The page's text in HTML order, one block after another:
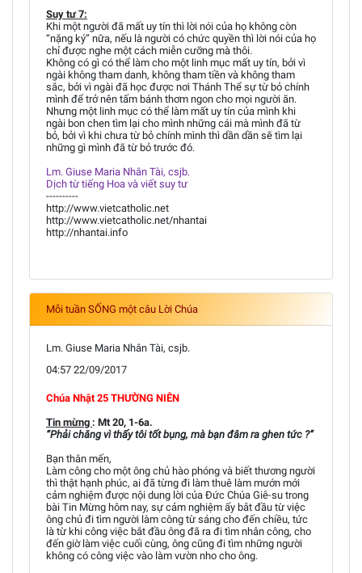
Suy tư 7:
Khi một người đã mất uy tín thì lời nói của họ không còn
“nặng ký” nữa, nếu là người có chức quyền thì lời nói của họ
chỉ được nghe một cách miễn cưỡng mà thôi.
Không có gì có thể làm cho một linh mục mất uy tín, bởi vì
ngài không tham danh, không tham tiền và không tham
sắc, bởi vì ngài đã học được nơi Thánh Thể sự từ bỏ chính
mình để trở nên tấm bánh thơm ngon cho mọi người ăn.
Nhưng một linh mục có thể làm mất uy tín của mình khi
ngài bon chen tìm lại cho mình những cái mà mình đã từ
bỏ, bởi vì khi chưa từ bỏ chính mình thì dần dần sẽ tìm lại
những gì mình đã từ bỏ trước đó.
Lm. Giuse Maria Nhân Tài, csjb.
Dịch từ tiếng Hoa và viết suy tư
----------
http://www.vietcatholic.net
http://www.vietcatholic.net/nhantai
http://nhantai.info
Mỗi tuần SỐNG một câu Lời Chúa
Lm. Giuse Maria Nhân Tài, csjb.
04:57 22/09/2017
Chúa Nhật 25 THƯỜNG NIÊN
Tin mừng : Mt 20, 1-6a.
“Phải chăng vì thấy tôi tốt bụng, mà bạn đâm ra ghen tức ?”
Bạn thân mến,
Làm công cho một ông chủ hào phóng và biết thương người
thì thật hạnh phúc, ai đã từng đi làm thuê làm mướn mới
cảm nghiệm được nội dung lời của Đức Chúa Giê-su trong
bài Tin Mừng hôm nay, sự cảm nghiệm ấy bắt đầu từ việc
ông chủ đi tìm người làm công từ sáng cho đến chiều, tức
là từ khi công việc bắt đầu ông đã ra đi tìm nhân công, cho
đến giờ làm việc cuối cùng, ông cũng đi tìm những người
không có công việc vào làm vườn nho cho ông.